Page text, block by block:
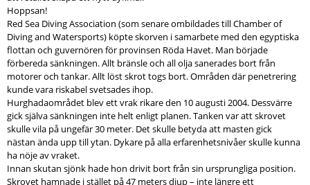
Hoppsan!
Red Sea Diving Association (som senare ombildades till Chamber of
Diving and Watersports) köpte skorven i samarbete med den egyptiska
flottan och guvernören för provinsen Röda Havet. Man började
förbereda sänkningen. Allt bränsle och all olja sanerades bort från
motorer och tankar. Allt löst skrot togs bort. Områden där penetrering
kunde vara riskabel svetsades ihop.
Hurghadaområdet blev ett vrak rikare den 10 augusti 2004. Dessvärre
gick själva sänkningen inte helt enligt planen. Tanken var att skrovet
skulle vila på ungefär 30 meter. Det skulle betyda att masten gick
nästan ända upp till ytan. Dykare på alla erfarenhetsnivåer skulle kunna
ha nöje av vraket.
Innan skutan sjönk hade hon drivit bort från sin ursprungliga position.
Skrovet hamnade i stället på 47 meters djup – inte längre ett